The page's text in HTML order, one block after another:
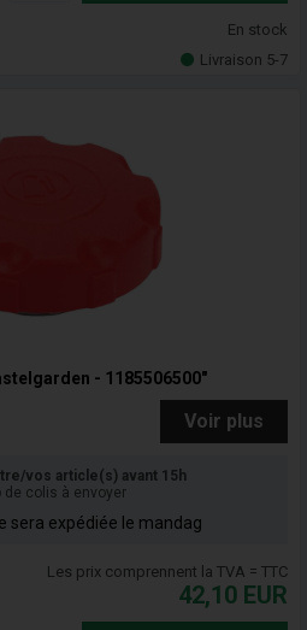
En stock
Livraison 5-7
- 1185506500"
Voir plus
vos article(s) avant 15h
de colis à envoyer
sera expédiée le mandag
Les prix comprennent la TVA = TTC
42,10 EUR